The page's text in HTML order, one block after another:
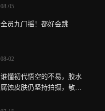
08-05
全员九门摇！都好会跳
08-02
谁懂初代悟空的不易，胶水
腐蚀皮肤仍坚持拍摄，敬业